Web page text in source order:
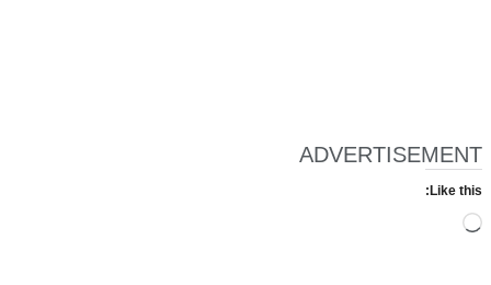
ADVERTISEMENT
Like this:
Loading…